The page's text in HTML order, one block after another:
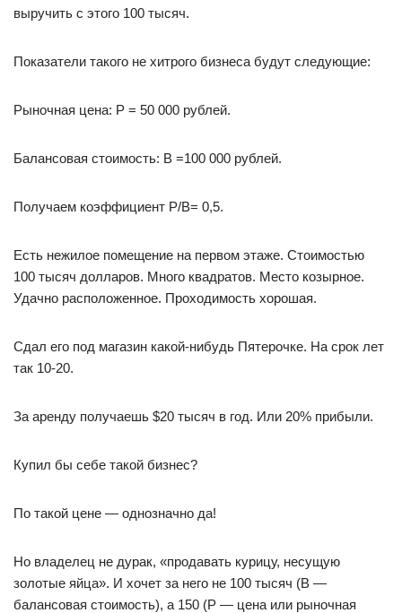
выручить с этого 100 тысяч.
Показатели такого не хитрого бизнеса будут следующие:
Рыночная цена: P = 50 000 рублей.
Балансовая стоимость: B =100 000 рублей.
Получаем коэффициент P/B= 0,5.
Есть нежилое помещение на первом этаже. Стоимостью
100 тысяч долларов. Много квадратов. Место козырное.
Удачно расположенное. Проходимость хорошая.
Сдал его под магазин какой-нибудь Пятерочке. На срок лет
так 10-20.
За аренду получаешь $20 тысяч в год. Или 20% прибыли.
Купил бы себе такой бизнес?
По такой цене — однозначно да!
Но владелец не дурак, «продавать курицу, несущую
золотые яйца». И хочет за него не 100 тысяч (B —
балансовая стоимость), а 150 (P — цена или рыночная